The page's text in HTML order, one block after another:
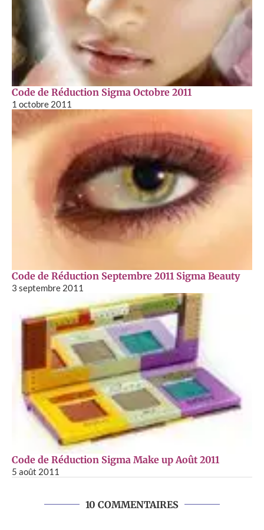
Code de Réduction Sigma Octobre 2011
1 octobre 2011
Code de Réduction Septembre 2011 Sigma Beauty
3 septembre 2011
Code de Réduction Sigma Make up Août 2011
5 août 2011
10 COMMENTAIRES